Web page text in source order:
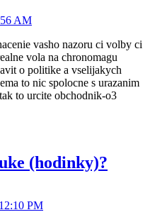
AM
vasho nazoru ci volby ci
vola na chronomagu
o politike a vselijakych
to nic spolocne s urazanim
to urcite obchodnik-o3
(hodinky)?
PM